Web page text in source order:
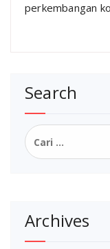
perkembangan
Search
Cari
untuk:
Archives